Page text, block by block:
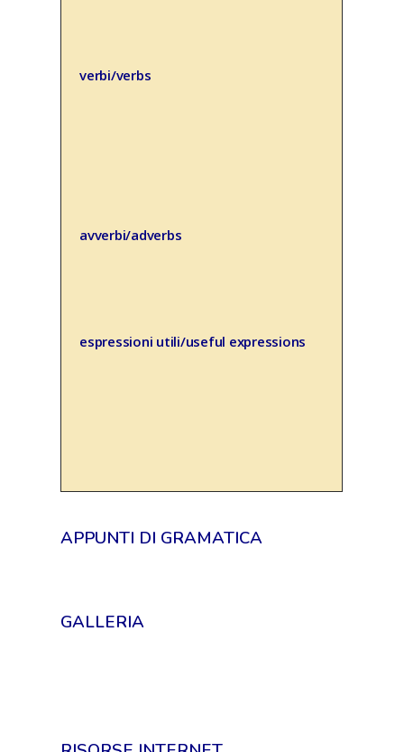
verbi/verbs
avverbi/adverbs
espressioni utili/useful expressions
APPUNTI DI GRAMATICA
GALLERIA